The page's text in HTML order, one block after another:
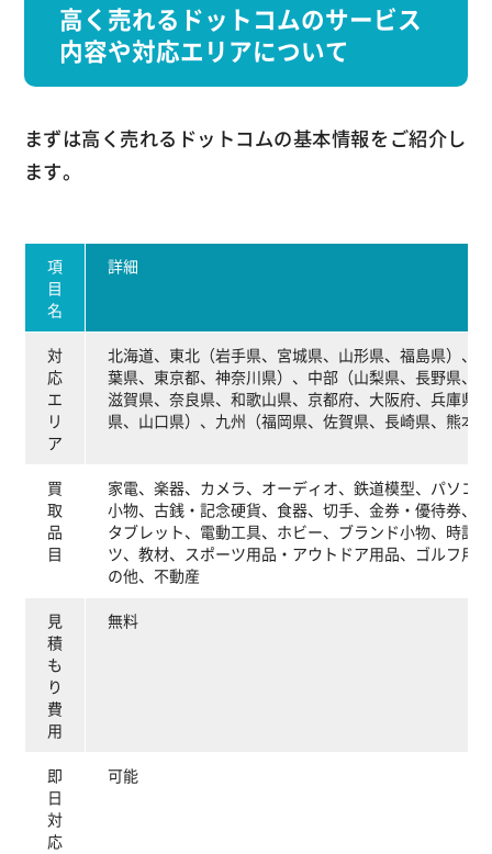
高く売れるドットコムのサービス
内容や対応エリアについて
まずは高く売れるドットコムの基本情報をご紹介し
ます。
項
目
名
詳細
対
応
エ
リ
ア
北海道、東北（岩手県、宮城県、山形県、福島県）、
葉県、東京都、神奈川県）、中部（山梨県、長野県、
滋賀県、奈良県、和歌山県、京都府、大阪府、兵庫県
県、山口県）、九州（福岡県、佐賀県、長崎県、熊本
買
取
品
目
家電、楽器、カメラ、オーディオ、鉄道模型、パソコ
小物、古銭・記念硬貨、食器、切手、金券・優待券、
タブレット、電動工具、ホビー、ブランド小物、時計
ツ、教材、スポーツ用品・アウトドア用品、ゴルフ用
の他、不動産
見
積
も
り
費
用
無料
即
日
対
応
可能